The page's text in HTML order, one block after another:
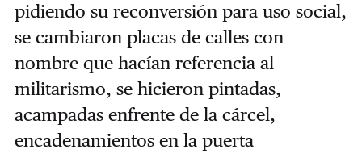
pidiendo su reconversión para uso social,
se cambiaron placas de calles con
nombre que hacían referencia al
militarismo, se hicieron pintadas,
acampadas enfrente de la cárcel,
encadenamientos en la puerta